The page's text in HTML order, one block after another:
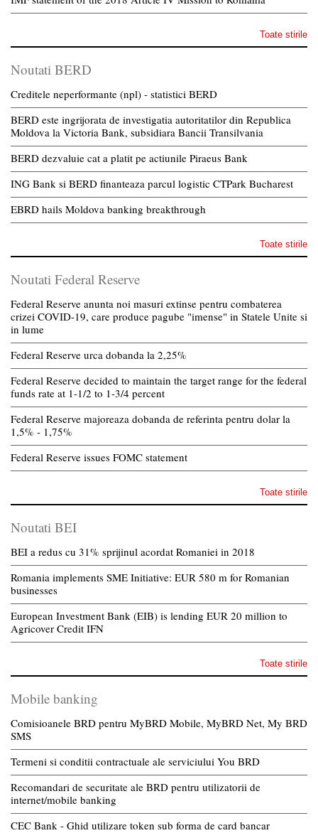
Toate stirile
Noutati BERD
Creditele neperformante (npl) - statistici BERD
BERD este ingrijorata de investigatia autoritatilor din Republica
Moldova la Victoria Bank, subsidiara Bancii Transilvania
BERD dezvaluie cat a platit pe actiunile Piraeus Bank
ING Bank si BERD finanteaza parcul logistic CTPark Bucharest
EBRD hails Moldova banking breakthrough
Toate stirile
Noutati Federal Reserve
Federal Reserve anunta noi masuri extinse pentru combaterea
crizei COVID-19, care produce pagube "imense" in Statele Unite si
in lume
Federal Reserve urca dobanda la 2,25%
Federal Reserve decided to maintain the target range for the federal
funds rate at 1-1/2 to 1-3/4 percent
Federal Reserve majoreaza dobanda de referinta pentru dolar la
1,5% - 1,75%
Federal Reserve issues FOMC statement
Toate stirile
Noutati BEI
BEI a redus cu 31% sprijinul acordat Romaniei in 2018
Romania implements SME Initiative: EUR 580 m for Romanian
businesses
European Investment Bank (EIB) is lending EUR 20 million to
Agricover Credit IFN
Toate stirile
Mobile banking
Comisioanele BRD pentru MyBRD Mobile, MyBRD Net, My BRD
SMS
Termeni si conditii contractuale ale serviciului You BRD
Recomandari de securitate ale BRD pentru utilizatorii de
internet/mobile banking
CEC Bank - Ghid utilizare token sub forma de card bancar